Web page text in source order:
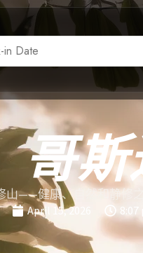
哥斯
山——健康、自然和静修
April 15, 2026 8:07